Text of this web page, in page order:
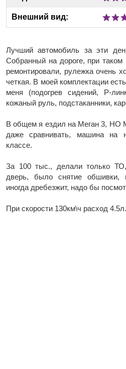
Внешний вид:
Лучший автомобиль за эти
Собранный на дороге, при таком
ремонтировали, рулежка очень
четкая. В моей комплектации
меня (подогрев сидений, Р-
кожаный руль, подстаканники,
В общем я ездил на Меган 3, НО
даже сравнивать, машина на
классе.
За 100 тыс., делали только
дверь, было снятие обшивки,
иногда дребезжит, надо бы
При скорости 130км\ч расход